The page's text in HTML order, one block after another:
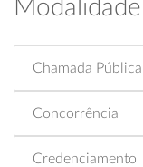
Modalidade
Chamada Pública
Concorrência
Credenciamento